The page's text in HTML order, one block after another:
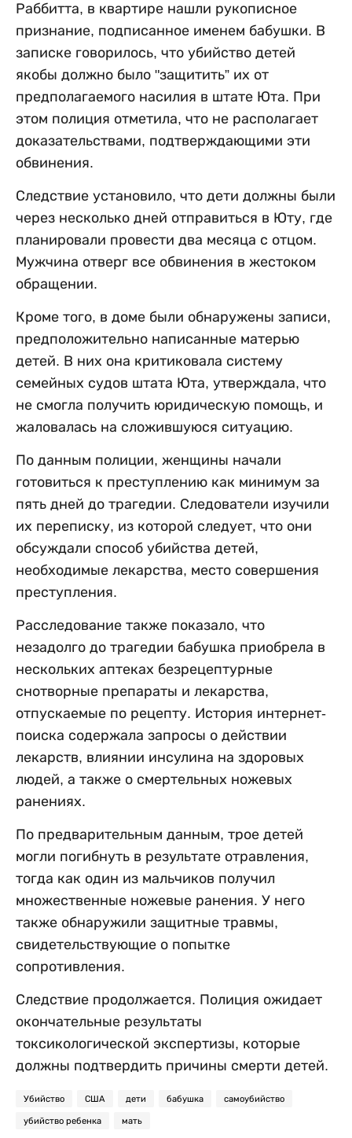
Раббитта, в квартире нашли рукописное
признание, подписанное именем бабушки. В
записке говорилось, что убийство детей
якобы должно было "защитить” их от
предполагаемого насилия в штате Юта. При
этом полиция отметила, что не располагает
доказательствами, подтверждающими эти
обвинения.
Следствие установило, что дети должны были
через несколько дней отправиться в Юту, где
планировали провести два месяца с отцом.
Мужчина отверг все обвинения в жестоком
обращении.
Кроме того, в доме были обнаружены записи,
предположительно написанные матерью
детей. В них она критиковала систему
семейных судов штата Юта, утверждала, что
не смогла получить юридическую помощь, и
жаловалась на сложившуюся ситуацию.
По данным полиции, женщины начали
готовиться к преступлению как минимум за
пять дней до трагедии. Следователи изучили
их переписку, из которой следует, что они
обсуждали способ убийства детей,
необходимые лекарства, место совершения
преступления.
Расследование также показало, что
незадолго до трагедии бабушка приобрела в
нескольких аптеках безрецептурные
снотворные препараты и лекарства,
отпускаемые по рецепту. История интернет-
поиска содержала запросы о действии
лекарств, влиянии инсулина на здоровых
людей, а также о смертельных ножевых
ранениях.
По предварительным данным, трое детей
могли погибнуть в результате отравления,
тогда как один из мальчиков получил
множественные ножевые ранения. У него
также обнаружили защитные травмы,
свидетельствующие о попытке
сопротивления.
Следствие продолжается. Полиция ожидает
окончательные результаты
токсикологической экспертизы, которые
должны подтвердить причины смерти детей.
Убийство США дети бабушка самоубийство
убийство ребенка мать